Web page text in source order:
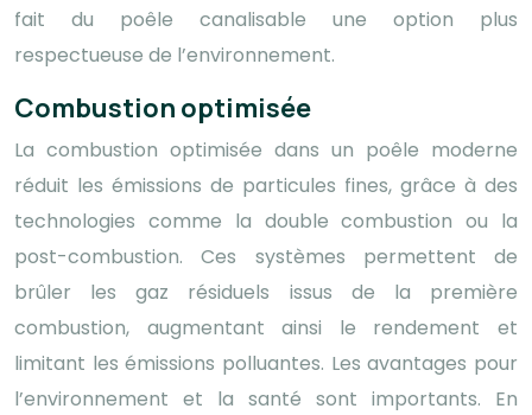
fait du poêle canalisable une option plus
respectueuse de l’environnement.
Combustion optimisée
La combustion optimisée dans un poêle moderne
réduit les émissions de particules fines, grâce à des
technologies comme la double combustion ou la
post-combustion. Ces systèmes permettent de
brûler les gaz résiduels issus de la première
combustion, augmentant ainsi le rendement et
limitant les émissions polluantes. Les avantages pour
l’environnement et la santé sont importants. En